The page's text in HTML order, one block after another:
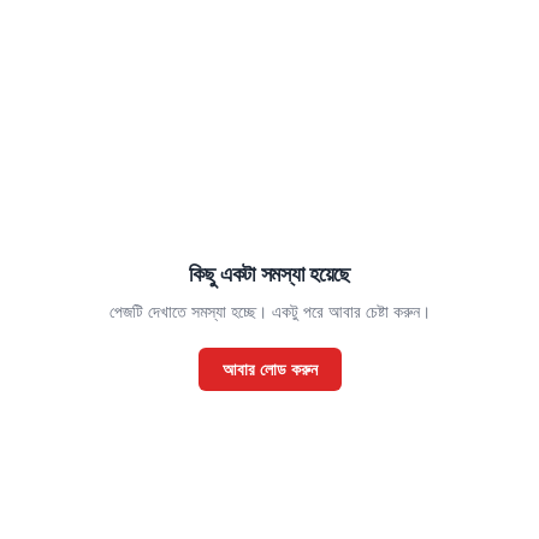
কিছু একটা সমস্যা হয়েছে
পেজটি দেখাতে সমস্যা হচ্ছে। একটু পরে আবার চেষ্টা করুন।
আবার লোড করুন